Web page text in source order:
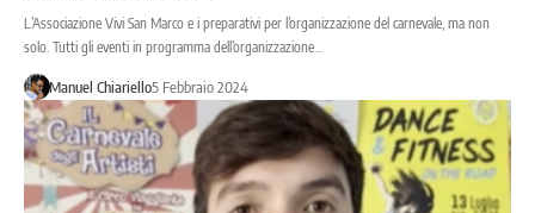
L’Associazione Vivi San Marco e i preparativi per l’organizzazione del carnevale, ma non
solo. Tutti gli eventi in programma dell’organizzazione…
Manuel Chiariello5 Febbraio 2024